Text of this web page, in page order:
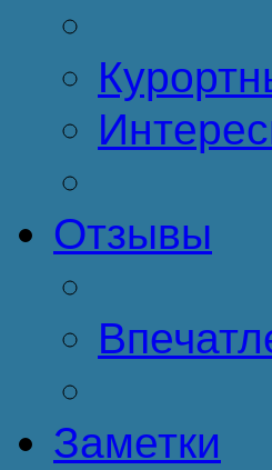
Отзывы
Заметки